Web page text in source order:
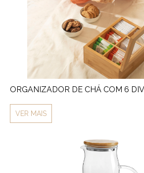
ORGANIZADOR DE CHÁ COM 6
VER MAIS